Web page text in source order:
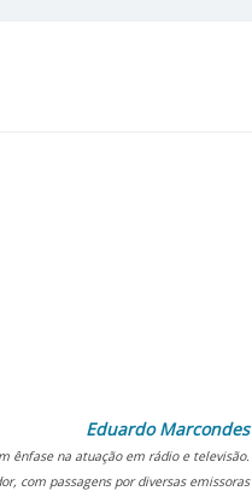
Eduardo Marcondes
ênfase na atuação em rádio e televisão.
com passagens por diversas emissoras